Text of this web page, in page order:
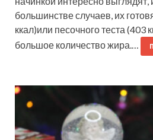
большинстве случаев, их
ккал)или песочного теста (403
большое количество жира.…